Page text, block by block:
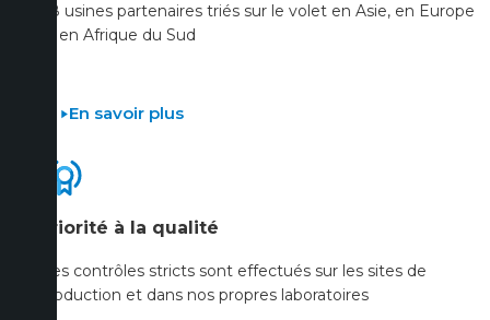
88 usines partenaires triés sur le volet en Asie, en Europe
et en Afrique du Sud
En savoir plus
Priorité à la qualité
Des contrôles stricts sont effectués sur les sites de
production et dans nos propres laboratoires